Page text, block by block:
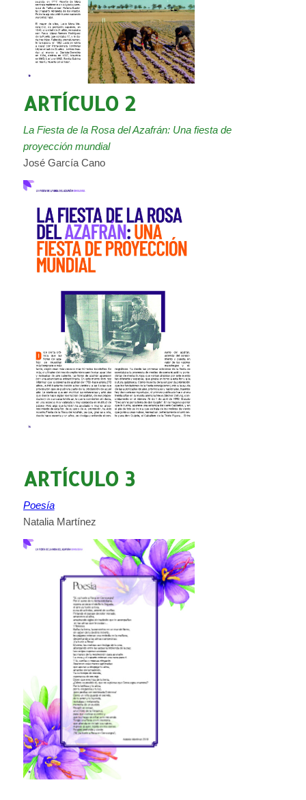
ARTÍCULO 2
La Fiesta de la Rosa del Azafrán: Una fiesta de
proyección mundial
José García Cano
ARTÍCULO 3
Poesía
Natalia Martínez